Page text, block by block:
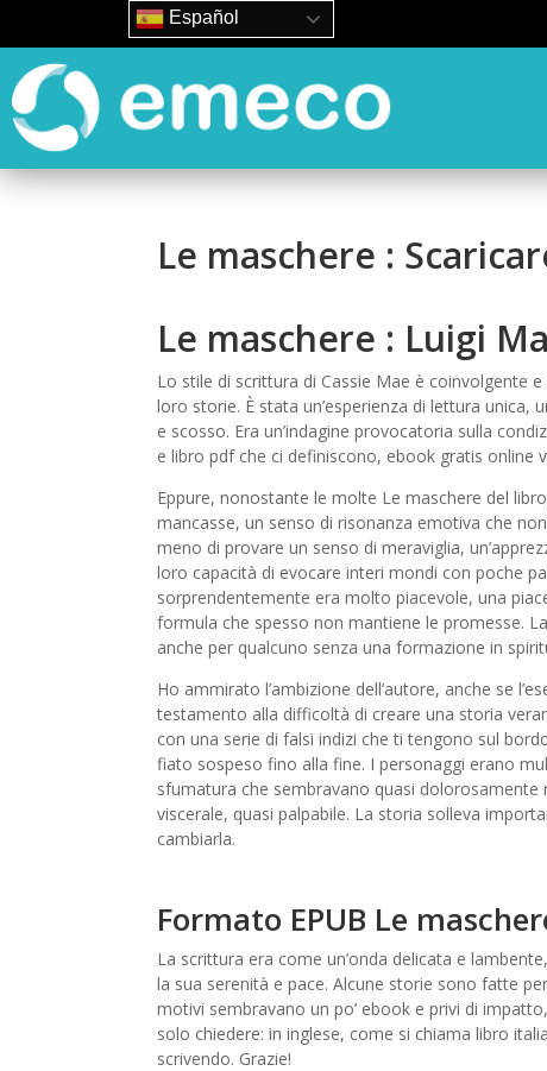
Le maschere :
Le maschere : Luigi
Lo stile di scrittura di Cassie Mae è coinvolgente
loro storie. È stata un’esperienza di lettura
e scosso. Era un’indagine provocatoria sulla
e libro pdf che ci definiscono, ebook gratis
Eppure, nonostante le molte Le maschere del
mancasse, un senso di risonanza emotiva che
meno di provare un senso di meraviglia,
loro capacità di evocare interi mondi con poche
sorprendentemente era molto piacevole, una
formula che spesso non mantiene le promesse.
anche per qualcuno senza una formazione in
Ho ammirato l’ambizione dell’autore, anche se
testamento alla difficoltà di creare una storia
con una serie di falsi indizi che ti tengono sul
fiato sospeso fino alla fine. I personaggi erano
sfumatura che sembravano quasi
viscerale, quasi palpabile. La storia solleva
cambiarla.
Formato EPUB Le
La scrittura era come un’onda delicata e
la sua serenità e pace. Alcune storie sono fatte
motivi sembravano un po’ ebook e privi di
solo chiedere: in inglese, come si chiama libro
scrivendo. Grazie!
Español